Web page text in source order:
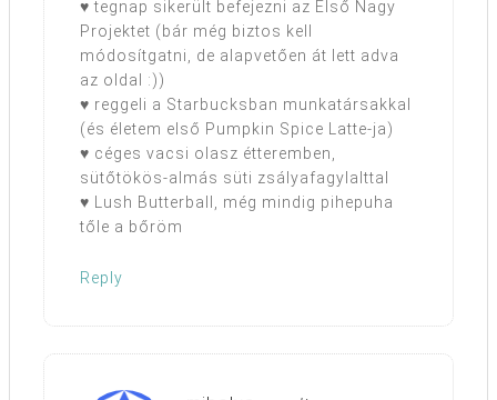
♥ tegnap sikerült befejezni az Első Nagy
Projektet (bár még biztos kell
módosítgatni, de alapvetően át lett adva
az oldal :))
♥ reggeli a Starbucksban munkatársakkal
(és életem első Pumpkin Spice Latte-ja)
♥ céges vacsi olasz étteremben,
sütőtökös-almás süti zsályafagylalttal
♥ Lush Butterball, még mindig pihepuha
tőle a bőröm
Reply